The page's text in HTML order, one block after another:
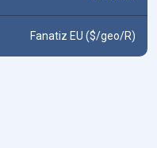
Fanatiz EU ($/geo/R)